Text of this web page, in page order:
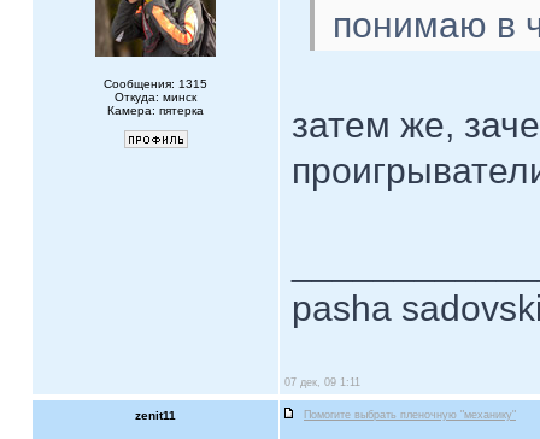
Сообщения: 1315
Откуда: минск
Камера: пятерка
понимаю в
затем же,
pasha
07 дек, 09 1:11
zenit11 Помогите выбрать пленочную "механику"